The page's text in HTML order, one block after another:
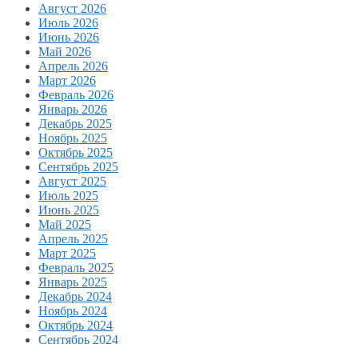
Август 2026
Июль 2026
Июнь 2026
Май 2026
Апрель 2026
Март 2026
Февраль 2026
Январь 2026
Декабрь 2025
Ноябрь 2025
Октябрь 2025
Сентябрь 2025
Август 2025
Июль 2025
Июнь 2025
Май 2025
Апрель 2025
Март 2025
Февраль 2025
Январь 2025
Декабрь 2024
Ноябрь 2024
Октябрь 2024
Сентябрь 2024